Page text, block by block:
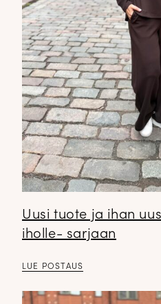
Uusi tuote ja ihan
iholle- sarjaan
LUE POSTAUS